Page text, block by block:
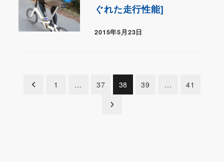
ぐれた走行性能]
2015年5月23日
1 … 37 38 39 … 41